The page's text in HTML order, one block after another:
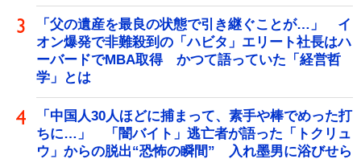
「父の遺産を最良の状態で引き継ぐことが…」 イ
オン爆発で非難殺到の「ハビタ」エリート社長はハ
ーバードでMBA取得 かつて語っていた「経営哲
学」とは
「中国人30人ほどに捕まって、素手や棒でめった打
ちに…」 「闇バイト」逃亡者が語った「トクリュ
ウ」からの脱出“恐怖の瞬間” 入れ墨男に浴びせら